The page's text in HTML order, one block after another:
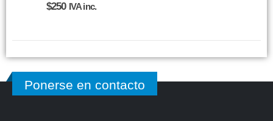
$250 IVA inc.
Ponerse en contacto